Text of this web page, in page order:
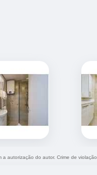
autorização do autor. Crime de